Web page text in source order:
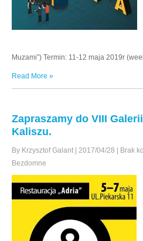
Muzami”) Termin: 11-12 maja 2019r
Read More »
Zapraszamy do VIII
Kaliszu.
By Krzysztof Galant 2017/04/28 Brak
Bezdomne